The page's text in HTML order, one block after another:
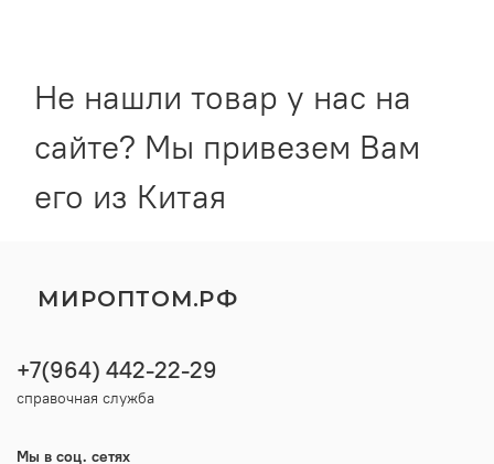
Не нашли товар у нас на
сайте? Мы привезем Вам
его из Китая
МИРОПТОМ.РФ
+7(964) 442-22-29
справочная служба
Мы в соц. сетях